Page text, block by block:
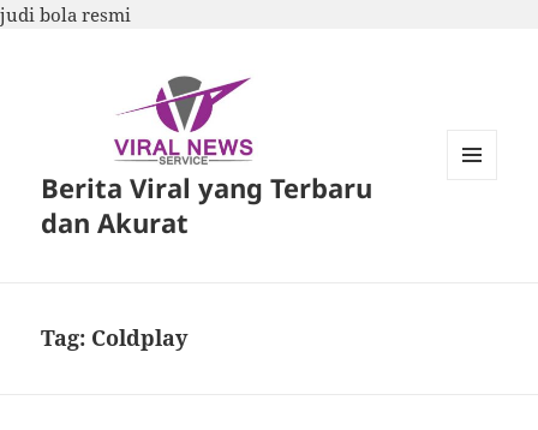
judi bola resmi
Berita Viral yang Terbaru
dan Akurat
Tag: Coldplay